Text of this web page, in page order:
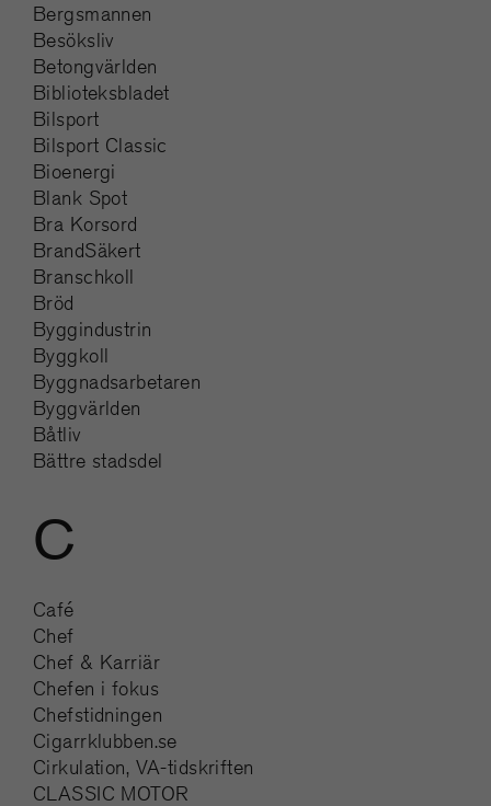
Bergsmannen
Besöksliv
Betongvärlden
Biblioteksbladet
Bilsport
Bilsport Classic
Bioenergi
Blank Spot
Bra Korsord
BrandSäkert
Branschkoll
Bröd
Byggindustrin
Byggkoll
Byggnadsarbetaren
Byggvärlden
Båtliv
Bättre stadsdel
C
Café
Chef
Chef & Karriär
Chefen i fokus
Chefstidningen
Cigarrklubben.se
Cirkulation, VA-tidskriften
CLASSIC MOTOR